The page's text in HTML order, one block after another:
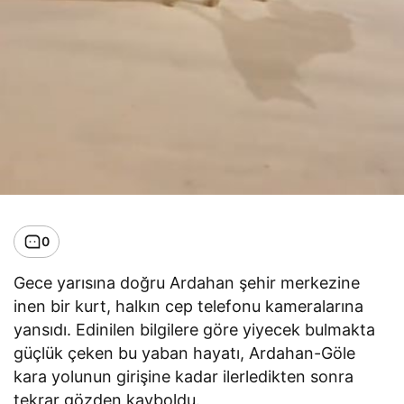
0
Gece yarısına doğru Ardahan şehir merkezine
inen bir kurt, halkın cep telefonu kameralarına
yansıdı. Edinilen bilgilere göre yiyecek bulmakta
güçlük çeken bu yaban hayatı, Ardahan-Göle
kara yolunun girişine kadar ilerledikten sonra
tekrar gözden kayboldu.